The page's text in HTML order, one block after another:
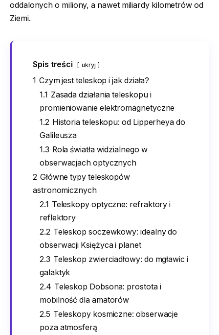
oddalonych o miliony, a nawet miliardy kilometrów od
Ziemi.
Spis treści ukryj
1 Czym jest teleskop i jak działa?
1.1 Zasada działania teleskopu i
promieniowanie elektromagnetyczne
1.2 Historia teleskopu: od Lipperheya do
Galileusza
1.3 Rola światła widzialnego w
obserwacjach optycznych
2 Główne typy teleskopów
astronomicznych
2.1 Teleskopy optyczne: refraktory i
reflektory
2.2 Teleskop soczewkowy: idealny do
obserwacji Księżyca i planet
2.3 Teleskop zwierciadłowy: do mgławic i
galaktyk
2.4 Teleskop Dobsona: prostota i
mobilność dla amatorów
2.5 Teleskopy kosmiczne: obserwacje
poza atmosferą